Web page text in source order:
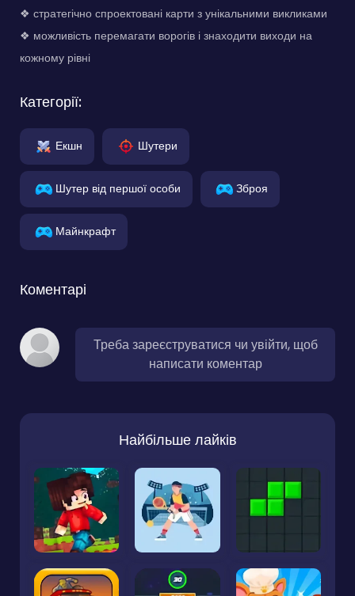
❖ стратегічно спроектовані карти з унікальними викликами
❖ можливість перемагати ворогів і знаходити виходи на
кожному рівні
Категорії:
Екшн Шутери
Шутер від першої особи Зброя
Майнкрафт
Коментарі
Треба зареєструватися чи увійти, щоб
написати коментар
Найбільше лайків